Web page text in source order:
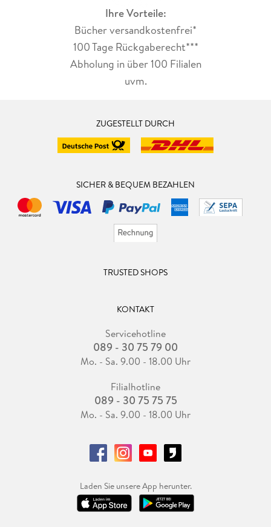
Ihre Vorteile:
Bücher versandkostenfrei*
100 Tage Rückgaberecht***
Abholung in über 100 Filialen
uvm.
ZUGESTELLT DURCH
SICHER & BEQUEM BEZAHLEN
TRUSTED SHOPS
KONTAKT
Servicehotline
089 - 30 75 79 00
Mo. - Sa. 9.00 - 18.00 Uhr
Filialhotline
089 - 30 75 75 75
Mo. - Sa. 9.00 - 18.00 Uhr
Laden Sie unsere App herunter.